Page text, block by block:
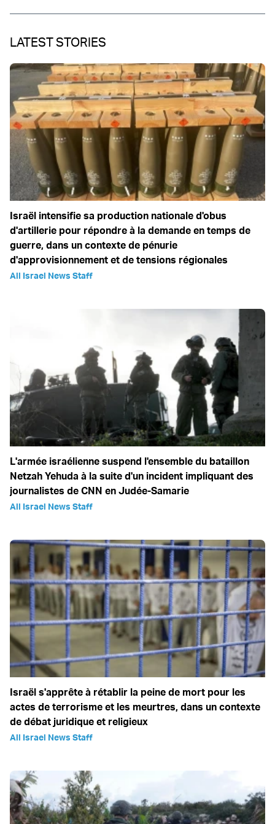
LATEST STORIES
Israël intensifie sa production nationale d'obus
d'artillerie pour répondre à la demande en temps de
guerre, dans un contexte de pénurie
d'approvisionnement et de tensions régionales
All Israel News Staff
L'armée israélienne suspend l'ensemble du bataillon
Netzah Yehuda à la suite d'un incident impliquant des
journalistes de CNN en Judée-Samarie
All Israel News Staff
Israël s'apprête à rétablir la peine de mort pour les
actes de terrorisme et les meurtres, dans un contexte
de débat juridique et religieux
All Israel News Staff